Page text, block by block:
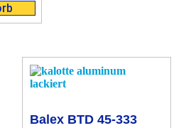
Balex BTD 45-333